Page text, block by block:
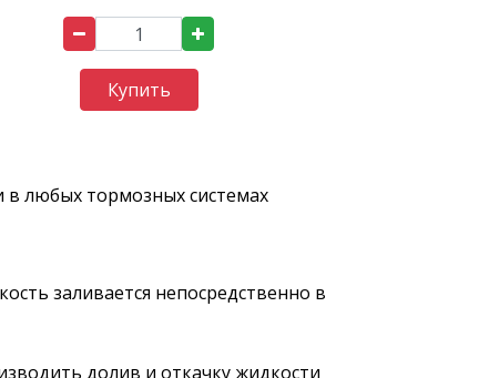
Купить
в любых тормозных системах
заливается непосредственно в
долив и откачку жидкости